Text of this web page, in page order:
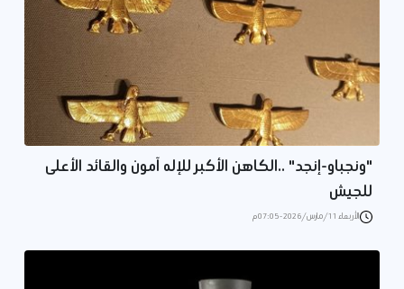
"ونجباو-إنجد" ..الكاهن الأكبر للإله آمون والقائد الأعلى
للجيش
الأربعاء 11/مارس/2026 - 07:05 م